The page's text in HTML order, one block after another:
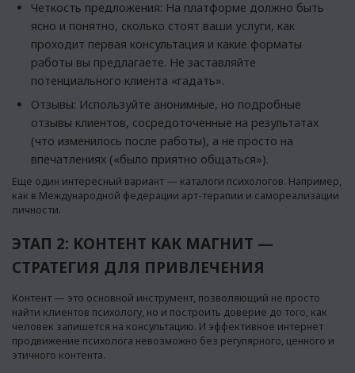
Четкость предложения: На платформе должно быть
ясно и понятно, сколько стоят ваши услуги, как
проходит первая консультация и какие форматы
работы вы предлагаете. Не заставляйте
потенциального клиента «гадать».
Отзывы: Используйте анонимные, но подробные
отзывы клиентов, сосредоточенные на результатах
(что изменилось после работы), а не просто на
впечатлениях («было приятно общаться»).
Еще один интересный вариант — каталоги психологов. Например,
как в Международной федерации арт-терапии и самореализации
личности.
ЭТАП 2: КОНТЕНТ КАК МАГНИТ —
СТРАТЕГИЯ ДЛЯ ПРИВЛЕЧЕНИЯ
Контент — это основной инструмент, позволяющий не просто
найти клиентов психологу, но и построить доверие до того, как
человек запишется на консультацию. И эффективное интернет
продвижение психолога невозможно без регулярного, ценного и
этичного контента.